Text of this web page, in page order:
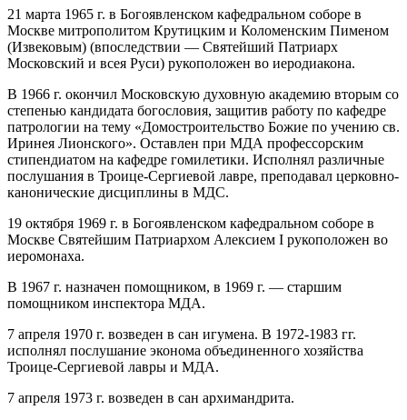
21 марта 1965 г. в Богоявленском кафедральном соборе в
Москве митрополитом Крутицким и Коломенским Пименом
(Извековым) (впоследствии — Святейший Патриарх
Московский и всея Руси) рукоположен во иеродиакона.
В 1966 г. окончил Московскую духовную академию вторым со
степенью кандидата богословия, защитив работу по кафедре
патрологии на тему «Домостроительство Божие по учению св.
Иринея Лионского». Оставлен при МДА профессорским
стипендиатом на кафедре гомилетики. Исполнял различные
послушания в Троице-Сергиевой лавре, преподавал церковно-
канонические дисциплины в МДС.
19 октября 1969 г. в Богоявленском кафедральном соборе в
Москве Святейшим Патриархом Алексием I рукоположен во
иеромонаха.
В 1967 г. назначен помощником, в 1969 г. — старшим
помощником инспектора МДА.
7 апреля 1970 г. возведен в сан игумена. В 1972-1983 гг.
исполнял послушание эконома объединенного хозяйства
Троице-Сергиевой лавры и МДА.
7 апреля 1973 г. возведен в сан архимандрита.